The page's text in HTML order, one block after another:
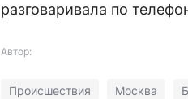
разговаривала по
Автор:
Происшествия Москва